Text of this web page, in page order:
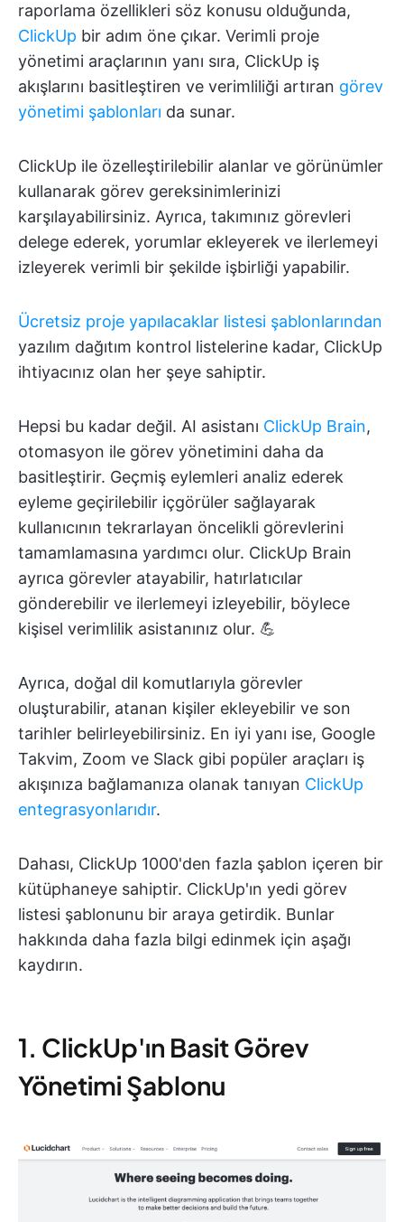
raporlama özellikleri söz konusu olduğunda,
ClickUp bir adım öne çıkar. Verimli proje
yönetimi araçlarının yanı sıra, ClickUp iş
akışlarını basitleştiren ve verimliliği artıran görev
yönetimi şablonları da sunar.
ClickUp ile özelleştirilebilir alanlar ve görünümler
kullanarak görev gereksinimlerinizi
karşılayabilirsiniz. Ayrıca, takımınız görevleri
delege ederek, yorumlar ekleyerek ve ilerlemeyi
izleyerek verimli bir şekilde işbirliği yapabilir.
Ücretsiz proje yapılacaklar listesi şablonlarından
yazılım dağıtım kontrol listelerine kadar, ClickUp
ihtiyacınız olan her şeye sahiptir.
Hepsi bu kadar değil. AI asistanı ClickUp Brain,
otomasyon ile görev yönetimini daha da
basitleştirir. Geçmiş eylemleri analiz ederek
eyleme geçirilebilir içgörüler sağlayarak
kullanıcının tekrarlayan öncelikli görevlerini
tamamlamasına yardımcı olur. ClickUp Brain
ayrıca görevler atayabilir, hatırlatıcılar
gönderebilir ve ilerlemeyi izleyebilir, böylece
kişisel verimlilik asistanınız olur. 💪
Ayrıca, doğal dil komutlarıyla görevler
oluşturabilir, atanan kişiler ekleyebilir ve son
tarihler belirleyebilirsiniz. En iyi yanı ise, Google
Takvim, Zoom ve Slack gibi popüler araçları iş
akışınıza bağlamanıza olanak tanıyan ClickUp
entegrasyonlarıdır.
Dahası, ClickUp 1000'den fazla şablon içeren bir
kütüphaneye sahiptir. ClickUp'ın yedi görev
listesi şablonunu bir araya getirdik. Bunlar
hakkında daha fazla bilgi edinmek için aşağı
kaydırın.
1. ClickUp'ın Basit Görev
Yönetimi Şablonu